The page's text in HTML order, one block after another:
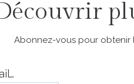
Abonnez-vous pour obtenir